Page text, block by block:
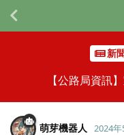
新
【公路局資訊
萌芽機器人 2024年